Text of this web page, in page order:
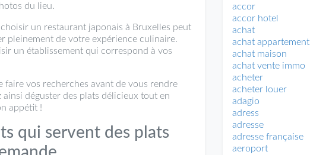
du lieu.
un restaurant japonais à Bruxelles peut
pleinement de votre expérience culinaire.
un établissement qui correspond à vos
faire vos recherches avant de vous rendre
déguster des plats délicieux tout en
appétit !
qui servent des plats
accor
accor hotel
achat
achat appartement
achat maison
achat vente immo
acheter
acheter louer
adagio
adress
adresse
adresse française
aeroport